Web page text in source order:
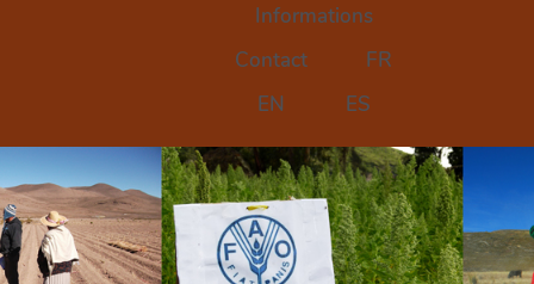
Informations
Contact
FR
EN
ES